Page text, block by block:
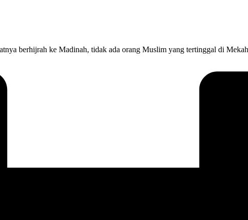
berhijrah ke Madinah, tidak ada orang Muslim yang tertinggal di